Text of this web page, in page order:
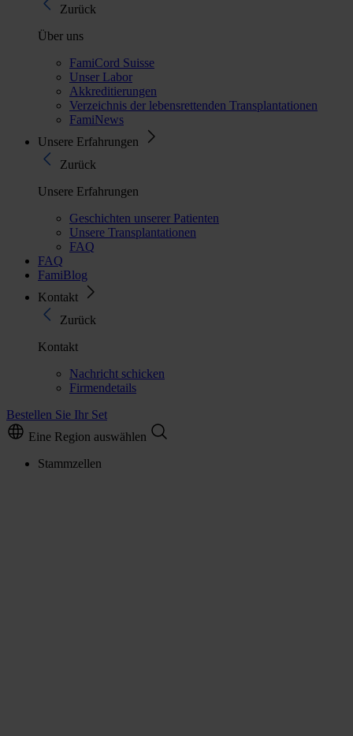
Zurück
Über uns
FamiCord Suisse
Unser Labor
Akkreditierungen
Verzeichnis der lebensrettenden Transplantationen
FamiNews
Unsere Erfahrungen
Zurück
Unsere Erfahrungen
Geschichten unserer Patienten
Unsere Transplantationen
FAQ
FAQ
FamiBlog
Kontakt
Zurück
Kontakt
Nachricht schicken
Firmendetails
Bestellen Sie Ihr Set
Eine Region auswählen
Stammzellen